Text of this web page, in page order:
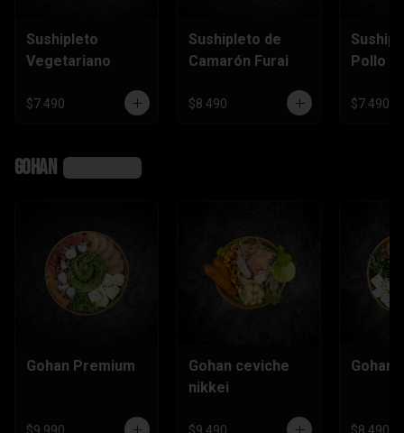
Sushipleto
Vegetariano
$7.490
Sushipleto de
Camarón Furai
$8.490
Pollo
$7.490
Gohan
Gohan Premium
Gohan ceviche
nikkei
Gohan